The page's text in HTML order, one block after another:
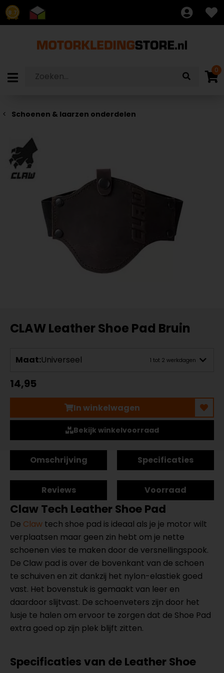
8.7
0
Schoenen & laarzen onderdelen
CLAW Leather Shoe Pad Bruin
Maat:Universeel 1 tot 2 werkdagen
14,95
In winkelwagen
Bekijk winkelvoorraad
Omschrijving Specificaties
Reviews Voorraad
Claw Tech Leather Shoe Pad
De Claw tech shoe pad is ideaal als je je motor wilt
verplaatsen maar geen zin hebt om je nette
schoenen vies te maken door de versnellingspook.
De Claw pad is over de bovenkant van de schoen
te schuiven en zit dankzij het nylon-elastiek goed
vast. Het bovenstuk is gemaakt van leer en
daardoor slijtvast. De schoenveters zijn door het
lusje te halen om ervoor te zorgen dat de Shoe Pad
extra goed op zijn plek blijft zitten.
Specificaties van de Leather Shoe